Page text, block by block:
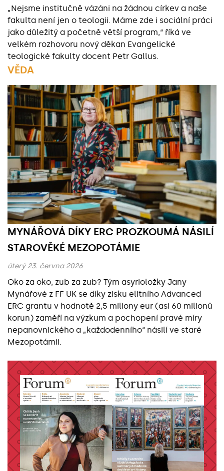
„Nejsme institučně vázáni na žádnou církev a naše
fakulta není jen o teologii. Máme zde i sociální práci
jako důležitý a početně větší program,“ říká ve
velkém rozhovoru nový děkan Evangelické
teologické fakulty docent Petr Gallus.
VĚDA
Základní údaje
MYNÁŘOVÁ DÍKY ERC PROZKOUMÁ NÁSILÍ
STAROVĚKÉ MEZOPOTÁMIE
úterý 23. června 2026
Oko za oko, zub za zub? Tým asyrioložky Jany
Mynářové z FF UK se díky zisku elitního Advanced
ERC grantu v hodnotě 2,5 miliony eur (asi 60 milionů
korun) zaměří na výzkum a pochopení pravé míry
nepanovnického a „každodenního“ násilí ve staré
Mezopotámii.